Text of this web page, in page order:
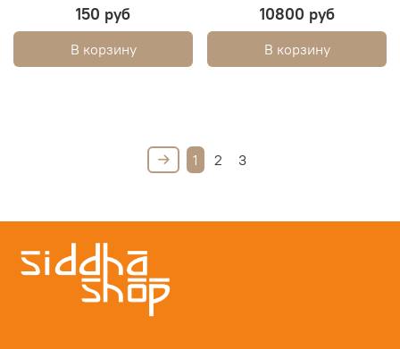
150 руб
В корзину
10800 руб
В корзину
1 2 3